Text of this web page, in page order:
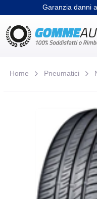
Garanzia danni
Home Pneumatici